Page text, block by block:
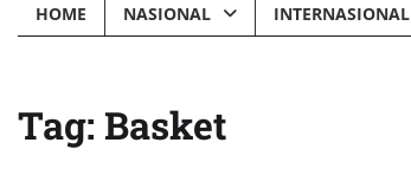
HOME NASIONAL INTERNASIONAL
Tag: Basket